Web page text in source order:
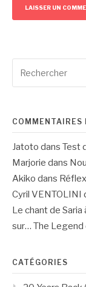
pour
COMMENTAIRES
Jatoto dans Test
Marjorie dans
Akiko dans
Cyril VENTOLINI
Le chant de Saria
sur… The Legend
CATÉGORIES